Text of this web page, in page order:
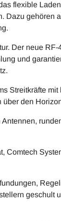
flexible
Dazu gehören
Der neue
und
Streitkräfte
über den
Comtech
geschult